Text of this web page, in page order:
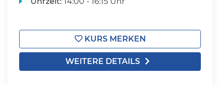
KURS MERKEN
WEITERE DETAILS